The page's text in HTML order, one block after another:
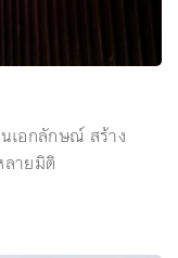
เอกลักษณ์ สร้าง
ายมิติ